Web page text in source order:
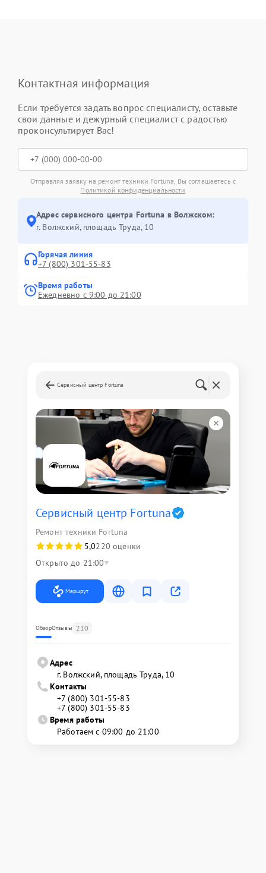
Контактная информация
Если требуется задать вопрос специалисту, оставьте
свои данные и дежурный специалист с радостью
проконсультирует Вас!
Отправляя заявку на ремонт техники Fortuna, Вы соглашаетесь с
Политикой конфиденциальности
Адрес сервисного центра Fortuna в Волжском:
г. Волжский, площадь Труда, 10
Горячая линия
+7 (800) 301-55-83
Время работы
Ежедневно с 9:00 до 21:00
Сервисный центр Fortuna
Сервисный центр Fortuna
Ремонт техники Fortuna
5,0220 оценки
Открыто до 21:00
Маршрут
ОбзорОтзывы 210
Адрес
г. Волжский, площадь Труда, 10
Контакты
+7 (800) 301-55-83
+7 (800) 301-55-83
Время работы
Работаем с 09:00 до 21:00